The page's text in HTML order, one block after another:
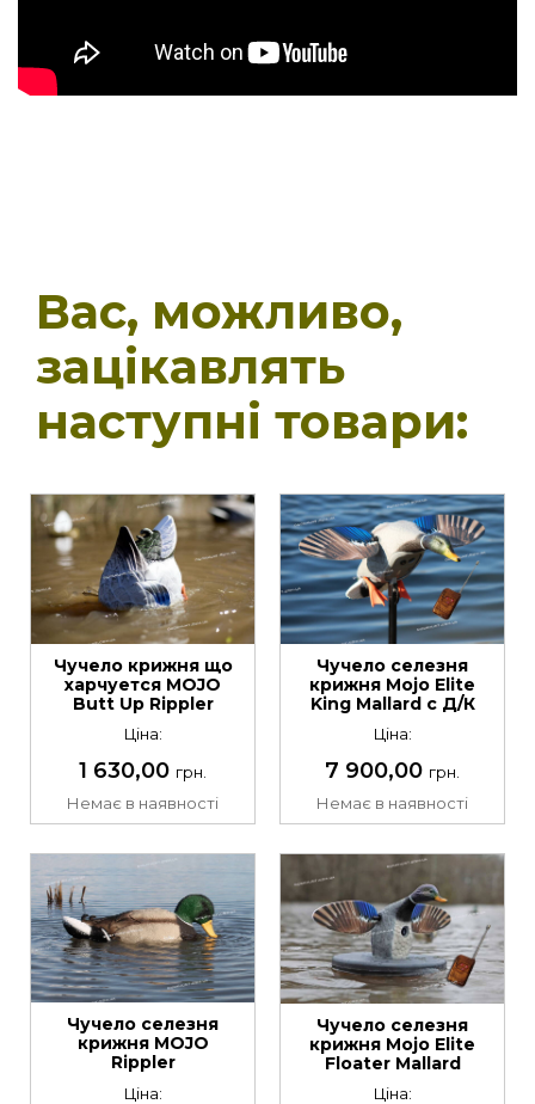
Вас, можливо,
зацікавлять
наступні товари:
Чучело крижня що
харчуется MOJO
Butt Up Rippler
Ціна:
1 630,00 грн.
Немає в наявності
Чучело селезня
крижня Mojo Elite
King Mallard c Д/К
Ціна:
7 900,00 грн.
Немає в наявності
Чучело селезня
крижня MOJO
Rippler
Ціна:
Чучело селезня
крижня Mojo Elite
Floater Mallard
Ціна: